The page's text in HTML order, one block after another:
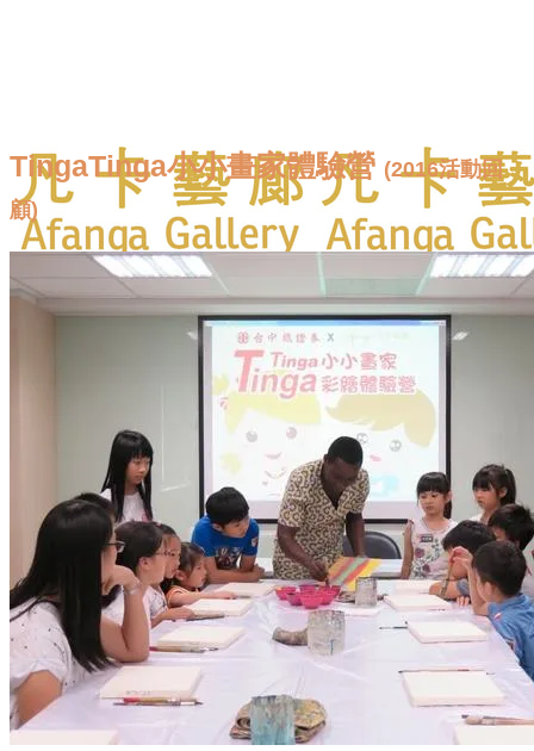
首頁
部落格
關於凡卡
TingaTinga小小畫家體驗營 (2016活動回
顧)